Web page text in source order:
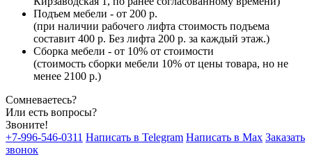
Подъем мебели - от 200 р.
(при наличии рабочего лифта стоимость подъема
составит 400 р. Без лифта 200 р. за каждый этаж.)
Сборка мебели - от 10% от стоимости
(стоимость сборки мебели 10% от цены товара, но не
менее 2100 р.)
Сомневаетесь?
Или есть вопросы?
Звоните!
+7-996-546-0311 Написать в Telegram Написать в Max Заказать
звонок